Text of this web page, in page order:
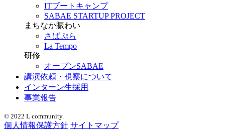
ITブートキャンプ
SABAE STARTUP PROJECT
まちなか賑わい
さばぷら
La Tempo
研修
オープンSABAE
講演依頼・視察について
インターン生採用
事業報告
© 2022 L community.
個人情報保護方針 サイトマップ